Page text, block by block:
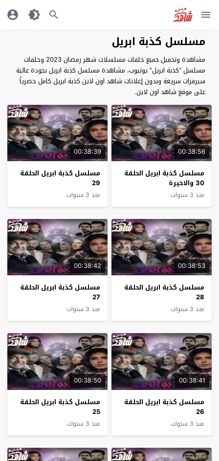
مسلسل كذبة ابريل
مشاهدة وتحميل جميع حلقات مسلسلات شهر رمضان 2023 وحلقات
مسلسل “كذبة ابريل” يوتيوب، مشاهدة مسلسل كذبة ابريل بجودة عالية
سيرفرات سريعة وبدون إعلانات شاهد اون لاين كذبة ابريل كامل حصرياً
على موقع شاهد اون لاين.
00:38:56
مسلسل كذبة ابريل الحلقة
30 والاخيرة
منذ 3 سنوات
00:38:39
مسلسل كذبة ابريل الحلقة
29
منذ 3 سنوات
00:38:53
مسلسل كذبة ابريل الحلقة
28
منذ 3 سنوات
00:38:42
مسلسل كذبة ابريل الحلقة
27
منذ 3 سنوات
00:38:41
مسلسل كذبة ابريل الحلقة
26
منذ 3 سنوات
00:38:50
مسلسل كذبة ابريل الحلقة
25
منذ 3 سنوات